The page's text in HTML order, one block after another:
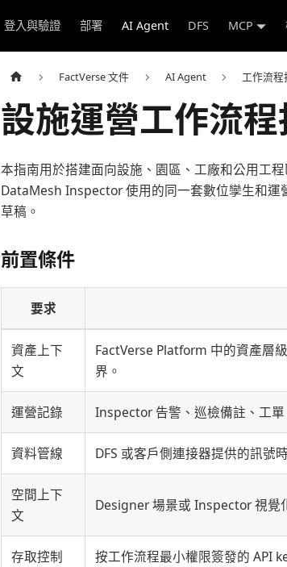
登入與驗證 部署 AI Agent DFS MCP
FactVerse 文件 AI Agent 工作流程
設施運營工作流
本指南用於搭建面向設施、園區、工廠和公用工
DataMesh Inspector 使用的同一套數位孿生和
草稿。
前置條件
要求
資產上下
文
FactVerse Platform 中的資產層
界。
運營記錄 Inspector 告警、巡檢備註、工
資料管線 DFS 或客戶側連接器提供的訊號
空間上下
文
Designer 場景或 Inspector 視覺
存取控制 按工作流程最小權限簽發的 API